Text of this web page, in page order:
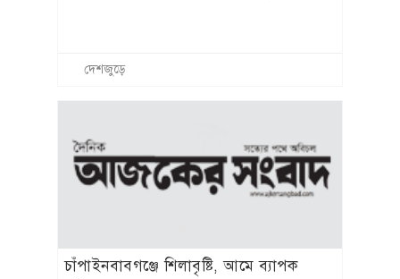
দেশজুড়ে
চাঁপাইনবাবগঞ্জে শিলাবৃষ্টি, আমে ব্যাপক